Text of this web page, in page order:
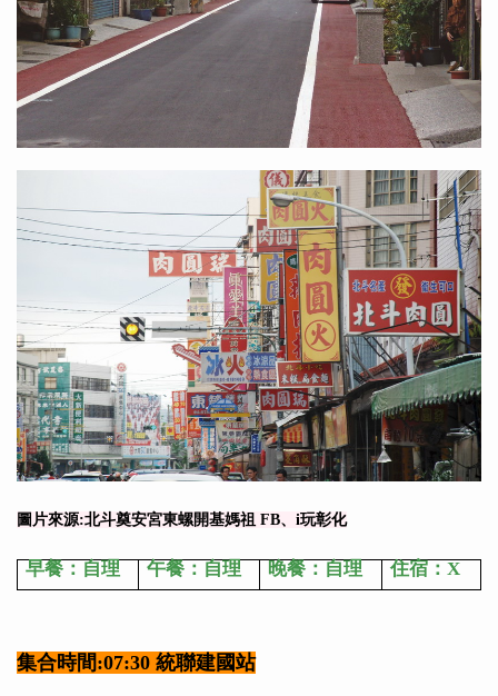
圖片來源:北斗奠安宮東螺開基媽祖 FB、i玩彰化
早餐：自理 午餐：自理 晚餐：自理 住宿：X
集合時間:07:30 統聯建國站